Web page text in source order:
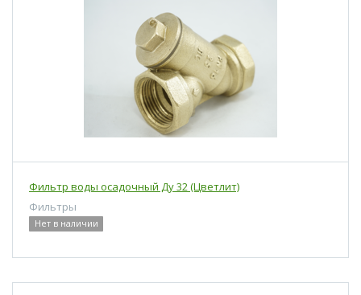
Фильтр воды осадочный Ду 32 (Цветлит)
Фильтры
Нет в наличии